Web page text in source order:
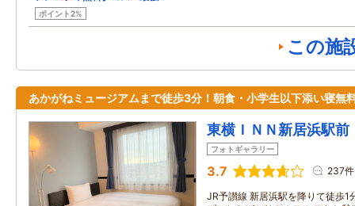
ポイント2%
この施
あかがねミュージアムまで徒歩3分！朝食・小学生以下添い寝無
東横ＩＮＮ新居浜駅前
フォトギャラリー
3.7 237件
JR予讃線 新居浜駅を降りて徒歩